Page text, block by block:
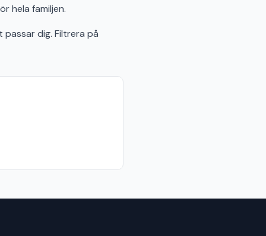
hela familjen.
dig. Filtrera på